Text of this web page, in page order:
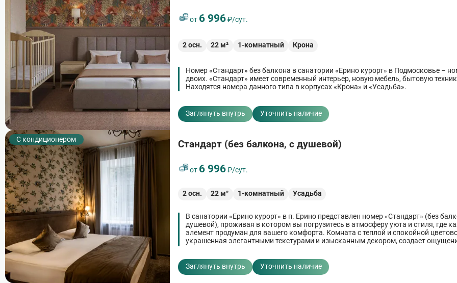
от 6 996₽/сут.
2осн. 22 м² 1-комнатный Крона
Номер «Стандарт» без балкона в санатории «Ерино курорт» в Подмосковье –
двоих. «Стандарт» имеет современный интерьер, новую мебель, бытовую
Находятся номера данного типа в корпусах «Крона» и «Усадьба».
Заглянуть внутрь Уточнить наличие
С кондиционером Стандарт (без балкона, с душевой)
от 6 996₽/сут.
2осн. 22 м² 1-комнатный Усадьба
В санатории «Ерино курорт» в п. Ерино представлен номер «Стандарт» (без
душевой), проживая в котором вы погрузитесь в атмосферу уюта и стиля, где
элемент продуман для вашего комфорта. Комната с теплой и спокойной
украшенная элегантными текстурами и изысканным декором, создает
домашнего уюта. Большое окно пропускает мягкий дневной свет, нежно
стенах и подчеркивающий теплые тона интерьера.
Заглянуть внутрь
Уточнить наличие